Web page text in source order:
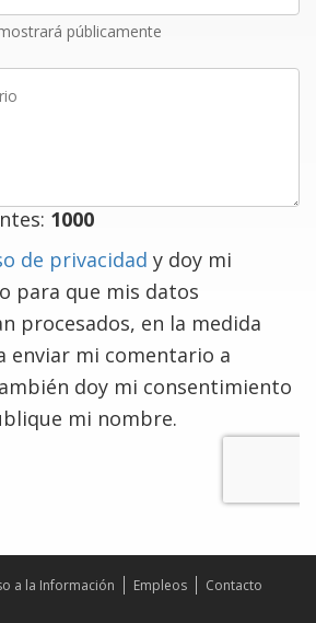
públicamente
1000
de privacidad y doy mi
para que mis datos
procesados, en la medida
enviar mi comentario a
doy mi consentimiento
mi nombre.
a la Información Empleos
Contacto